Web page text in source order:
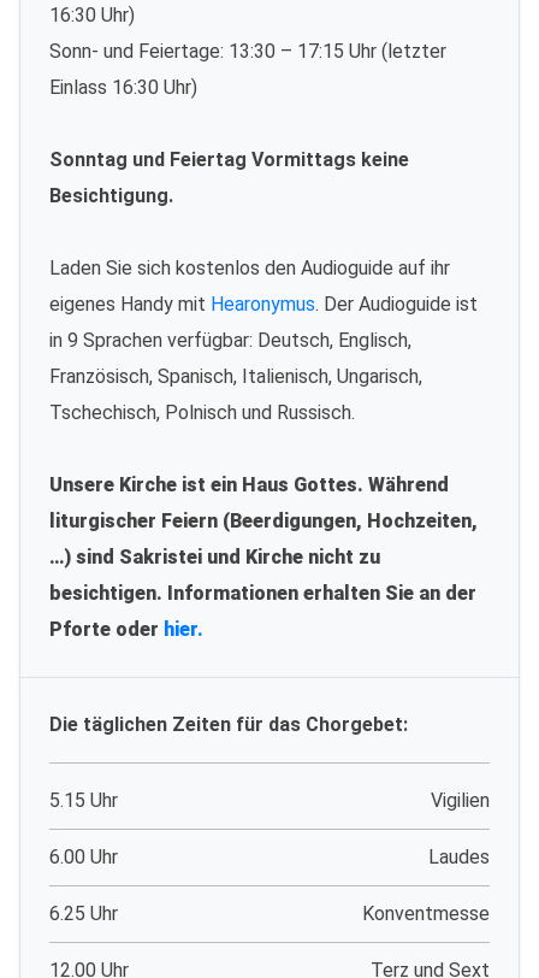
16:30 Uhr)
Sonn- und Feiertage: 13:30 – 17:15 Uhr (letzter
Einlass 16:30 Uhr)
Sonntag und Feiertag Vormittags keine
Besichtigung.
Laden Sie sich kostenlos den Audioguide auf ihr
eigenes Handy mit Hearonymus. Der Audioguide ist
in 9 Sprachen verfügbar: Deutsch, Englisch,
Französisch, Spanisch, Italienisch, Ungarisch,
Tschechisch, Polnisch und Russisch.
Unsere Kirche ist ein Haus Gottes. Während
liturgischer Feiern (Beerdigungen, Hochzeiten,
…) sind Sakristei und Kirche nicht zu
besichtigen. Informationen erhalten Sie an der
Pforte oder hier.
Die täglichen Zeiten für das Chorgebet:
5.15 Uhr Vigilien
6.00 Uhr Laudes
6.25 Uhr Konventmesse
12.00 Uhr Terz und Sext